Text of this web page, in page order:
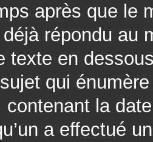
après que le
déjà répondu au
texte en
qui
contenant la
a effectué